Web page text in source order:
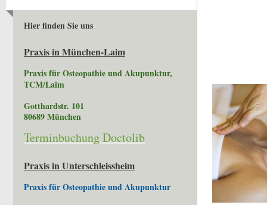
Hier finden Sie uns
Praxis in München-Laim
Praxis für Osteopathie und Akupunktur,
TCM/Laim
Gotthardstr. 101
80689 München
Terminbuchung Doctolib
Praxis in Unterschleissheim
Praxis für Osteopathie und Akupunktur